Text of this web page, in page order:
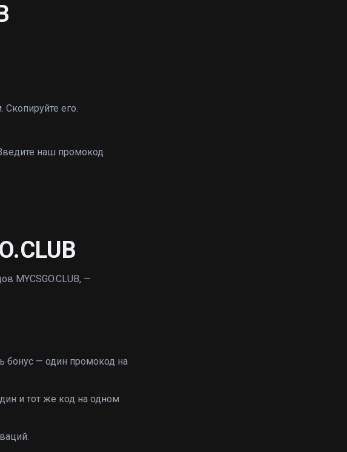
его.
наш промокод
MYCSGO.CLUB, —
бонус — один промокод на
и тот же код на одном